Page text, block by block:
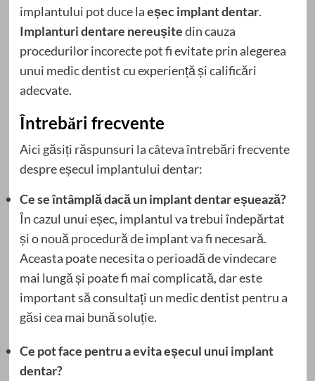
implantului pot duce laeșec implant dentar.
Implanturi dentare nereușitedin cauza
procedurilor incorecte pot fi evitate prin alegerea
unui medic dentist cu experiență și calificări
adecvate.
Întrebări frecvente
Aici găsiți răspunsuri la câteva întrebări frecvente
despre eșecul implantului dentar:
Ce se întâmplă dacă un implant dentar eșuează?
În cazul unui eșec, implantul va trebui îndepărtat
și o nouă procedură de implant va fi necesară.
Aceasta poate necesita o perioadă de vindecare
mai lungă și poate fi mai complicată, dar este
important să consultați un medic dentist pentru a
găsi cea mai bună soluție.
Ce pot face pentru a evita eșecul unui implant
dentar?